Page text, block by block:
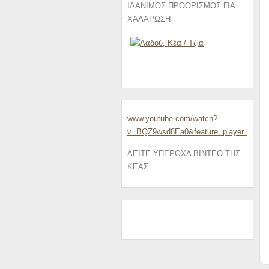
ΙΔΑΝΙΜΟΣ ΠΡΟΟΡΙΣΜΟΣ ΓΙΑ
ΧΑΛΆΡΩΣΗ
www.youtube.com/watch?
ΔΕΙΤΕ ΥΠΕΡΟΧΑ ΒΙΝΤΕΟ ΤΗΣ
ΚΕΑΣ